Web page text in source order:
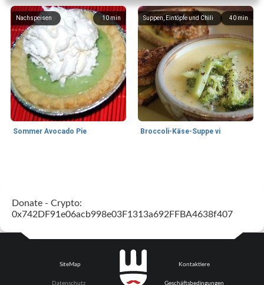
10min
Nachspeisen
Sommer Avocado Pie
40 min
Suppen, Eintöpfe und Chili
Broccoli-Käse-Suppe vi
Cilantro-Curry-Hühnersalat
Donate - Crypto:
0x742DF91e06acb998e03F1313a692FFBA4638f407
SiteMap
Datenschutz
Kontaktiere
Geschäftsbedingungen